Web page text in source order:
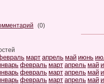
(0)
март апрель май июнь
февраль март апрель май
февраль март апрель май
февраль март апрель май